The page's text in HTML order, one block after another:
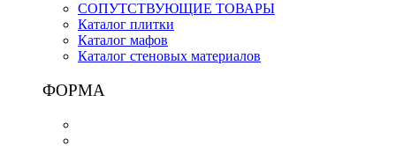
СОПУТСТВУЮЩИЕ ТОВАРЫ
Каталог плитки
Каталог мафов
Каталог стеновых материалов
ФОРМА